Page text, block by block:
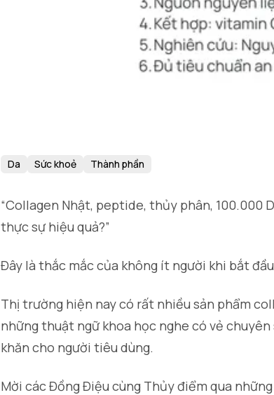
Da Sức khoẻ Thành phần
“Collagen Nhật, peptide, thủy phân, 100.000
thực sự hiệu quả?”
Đây là thắc mắc của không ít người khi bắt
Thị trường hiện nay có rất nhiều sản phẩm
những thuật ngữ khoa học nghe có vẻ
khăn cho người tiêu dùng.
Mời các Đồng Điệu cùng Thủy điểm qua